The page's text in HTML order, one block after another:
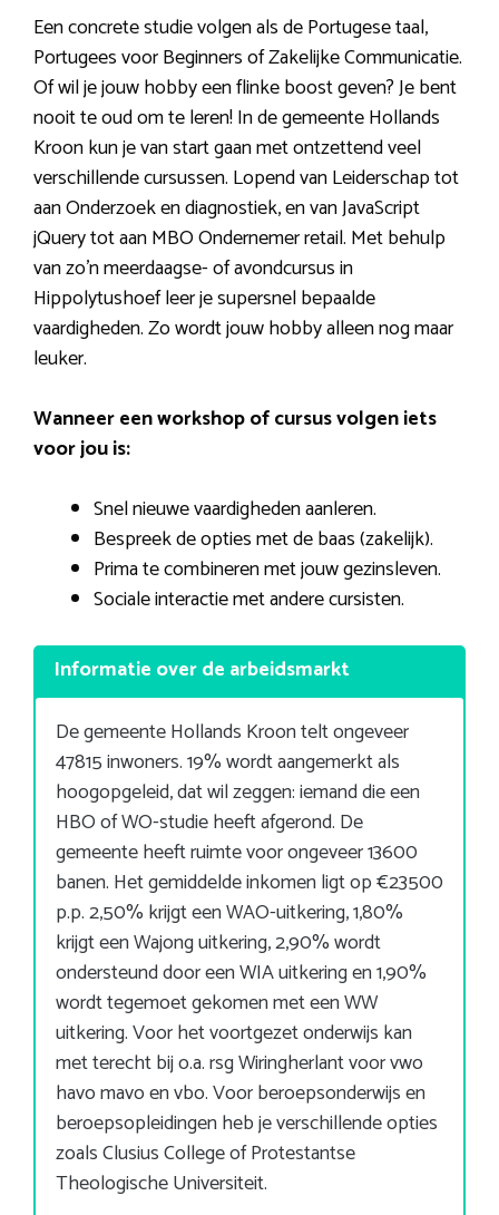
Een concrete studie volgen als de Portugese taal,
Portugees voor Beginners of Zakelijke Communicatie.
Of wil je jouw hobby een flinke boost geven? Je bent
nooit te oud om te leren! In de gemeente Hollands
Kroon kun je van start gaan met ontzettend veel
verschillende cursussen. Lopend van Leiderschap tot
aan Onderzoek en diagnostiek, en van JavaScript
jQuery tot aan MBO Ondernemer retail. Met behulp
van zo’n meerdaagse- of avondcursus in
Hippolytushoef leer je supersnel bepaalde
vaardigheden. Zo wordt jouw hobby alleen nog maar
leuker.
Wanneer een workshop of cursus volgen iets
voor jou is:
Snel nieuwe vaardigheden aanleren.
Bespreek de opties met de baas (zakelijk).
Prima te combineren met jouw gezinsleven.
Sociale interactie met andere cursisten.
Informatie over de arbeidsmarkt
De gemeente Hollands Kroon telt ongeveer
47815 inwoners. 19% wordt aangemerkt als
hoogopgeleid, dat wil zeggen: iemand die een
HBO of WO-studie heeft afgerond. De
gemeente heeft ruimte voor ongeveer 13600
banen. Het gemiddelde inkomen ligt op €23500
p.p. 2,50% krijgt een WAO-uitkering, 1,80%
krijgt een Wajong uitkering, 2,90% wordt
ondersteund door een WIA uitkering en 1,90%
wordt tegemoet gekomen met een WW
uitkering. Voor het voortgezet onderwijs kan
met terecht bij o.a. rsg Wiringherlant voor vwo
havo mavo en vbo. Voor beroepsonderwijs en
beroepsopleidingen heb je verschillende opties
zoals Clusius College of Protestantse
Theologische Universiteit.